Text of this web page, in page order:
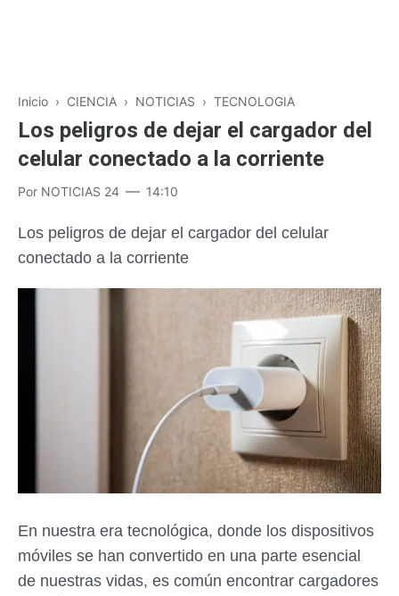
Inicio › CIENCIA › NOTICIAS › TECNOLOGIA
Los peligros de dejar el cargador del
celular conectado a la corriente
Por NOTICIAS 24 14:10
Los peligros de dejar el cargador del celular
conectado a la corriente
En nuestra era tecnológica, donde los dispositivos
móviles se han convertido en una parte esencial
de nuestras vidas, es común encontrar cargadores